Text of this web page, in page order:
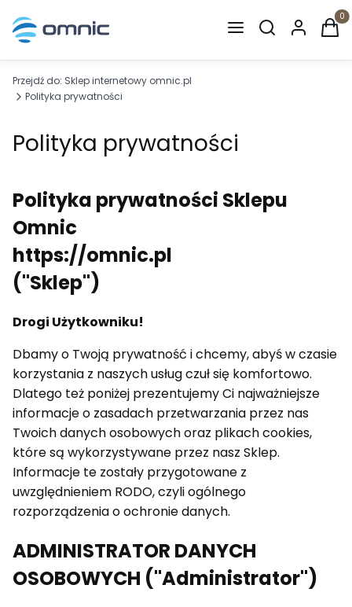
Otwórz
Przejdź do: Sklep internetowy omnic.pl
Polityka prywatności
Polityka prywatności
Polityka prywatności Sklepu
Omnic
https://omnic.pl
("Sklep")
Drogi Użytkowniku!
Dbamy o Twoją prywatność i chcemy, abyś w czasie
korzystania z naszych usług czuł się komfortowo.
Dlatego też poniżej prezentujemy Ci najważniejsze
informacje o zasadach przetwarzania przez nas
Twoich danych osobowych oraz plikach cookies,
które są wykorzystywane przez nasz Sklep.
Informacje te zostały przygotowane z
uwzględnieniem RODO, czyli ogólnego
rozporządzenia o ochronie danych.
ADMINISTRATOR DANYCH
OSOBOWYCH ("Administrator")